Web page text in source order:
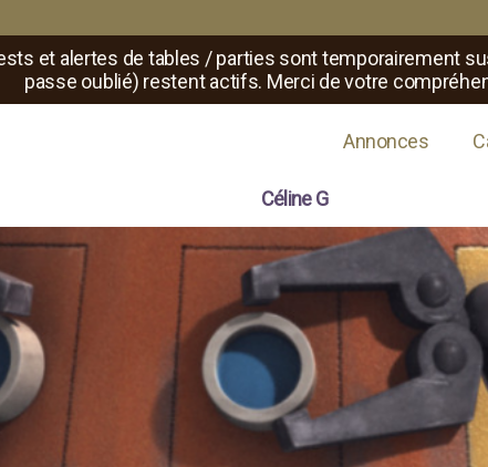
et alertes de tables / parties sont temporairement
passe oublié) restent actifs. Merci de votre
Annonces
Céline G